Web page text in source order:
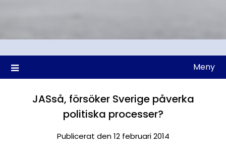
Meny
JASså, försöker Sverige påverka
politiska processer?
Publicerat den 12 februari 2014